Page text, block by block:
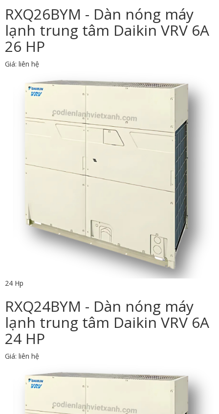
RXQ26BYM - Dàn nóng máy
lạnh trung tâm Daikin VRV 6A
26 HP
Giá: liên hệ
24 Hp
RXQ24BYM - Dàn nóng máy
lạnh trung tâm Daikin VRV 6A
24 HP
Giá: liên hệ